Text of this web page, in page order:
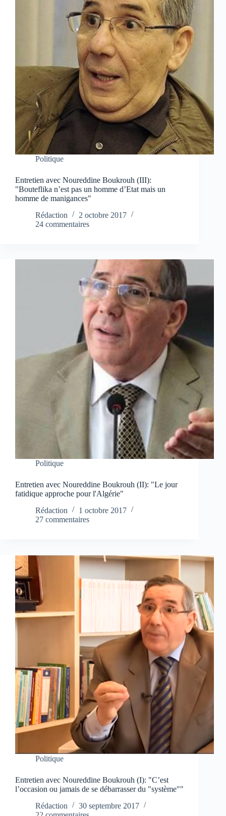
Politique
Entretien avec Noureddine Boukrouh (III):
"Bouteflika n’est pas un homme d’Etat mais un
homme de manigances"
Rédaction
2 octobre 2017
24 commentaires
Politique
Entretien avec Noureddine Boukrouh (II): "Le jour
fatidique approche pour l'Algérie"
Rédaction
1 octobre 2017
27 commentaires
Politique
Entretien avec Noureddine Boukrouh (I): "C’est
l’occasion ou jamais de se débarrasser du "système""
Rédaction
30 septembre 2017